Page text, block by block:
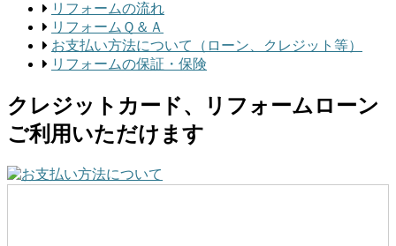
リフォームの流れ
リフォームＱ＆Ａ
お支払い方法について（ローン、クレジット等）
リフォームの保証・保険
クレジットカード、リフォームローン
ご利用いただけます